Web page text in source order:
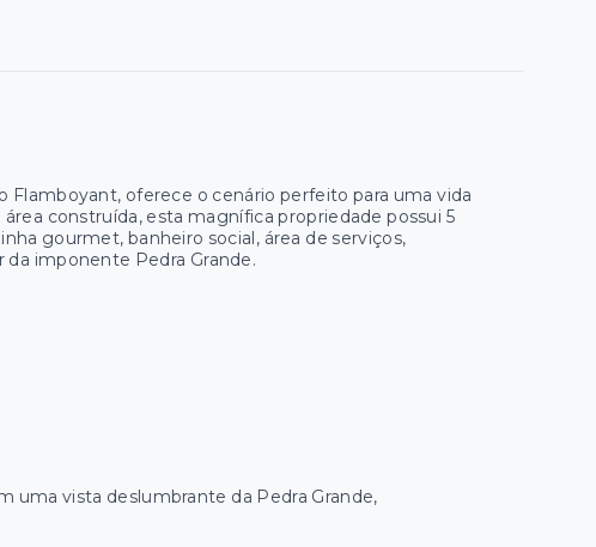
Flamboyant, oferece o cenário perfeito para uma vida
construída, esta magnífica propriedade possui 5
gourmet, banheiro social, área de serviços,
da imponente Pedra Grande.
uma vista deslumbrante da Pedra Grande,